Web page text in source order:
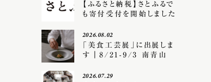
【ふるさと納税】さとふるで
も寄付受付を開始しました
2026.08.02
「美食工芸展」に出展しま
す｜8/21-9/3 南青山
2026.07.29